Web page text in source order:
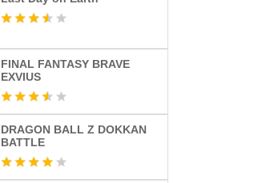
FINAL FANTASY BRAVE
EXVIUS
DRAGON BALL Z DOKKAN
BATTLE